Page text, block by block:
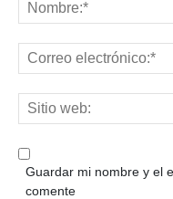
Guardar mi nombre y el
comente